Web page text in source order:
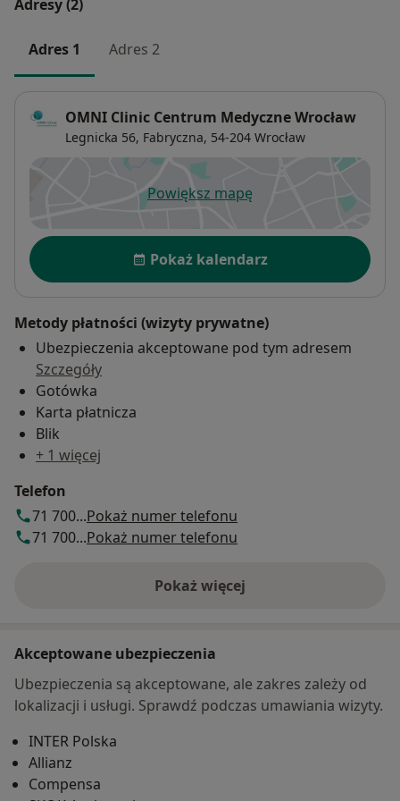
Decyzję o zabiegu podcięcia wędzidełka
specjalistą przeprowadzającym zabieg.
Bezwzględnym wskazaniem do zabiegu jest
całkowite przyrośnięcie języka do dna jamy ustnej
oraz sytuacje, w których krótkie wędzidełko
utrudnia ruchy języka
Kwalifikację do zabiegu jak i sam zabieg podcięcia
wędzidełka języka w naszym centrum
przeprowadza lek. Marzena Kozakiewicz,
specjalista chirurgii dziecięcej.
Adresy (2)
Adres 1 Adres 2
OMNI Clinic Centrum Medyczne Wrocław
Legnicka 56, Fabryczna, 54-204 Wrocław
Powiększ mapęotwiera się w nowej karcie
Dostępność
Pokaż kalendarz
Metody płatności (wizyty prywatne)
Ubezpieczenia akceptowane pod tym adresem
Szczegóły
Gotówka
Karta płatnicza
Blik
+ 1 więcej
Telefon
71 700...Pokaż numer telefonu
71 700...Pokaż numer telefonu
Pokaż więcej
o adresie
Akceptowane ubezpieczenia
Ubezpieczenia są akceptowane, ale zakres zależy od
lokalizacji i usługi. Sprawdź podczas umawiania wizyty.
INTER Polska
Allianz
Compensa